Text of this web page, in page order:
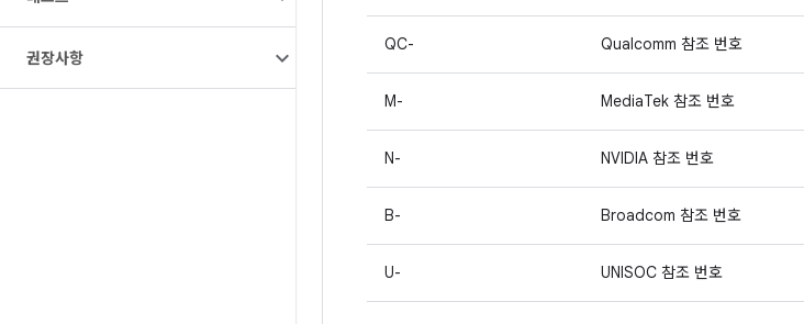
권장사항
QC- Qualcomm 참조 번호
M- MediaTek 참조 번호
N- NVIDIA 참조 번호
B- Broadcom 참조 번호
U- UNISOC 참조 번호